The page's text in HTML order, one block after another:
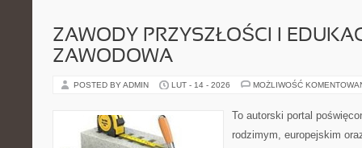
ZAWODY PRZYSZŁOŚCI I
ZAWODOWA
POSTED BY ADMIN LUT - 14 - 2026 MOŻLIWOŚĆ
To autorski portal
rodzimym, europejskim